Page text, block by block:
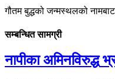
गौतम बुद्धको जन्मस्थलको
सम्बन्धित सामग्री
नापीका अमिनविरुद्ध